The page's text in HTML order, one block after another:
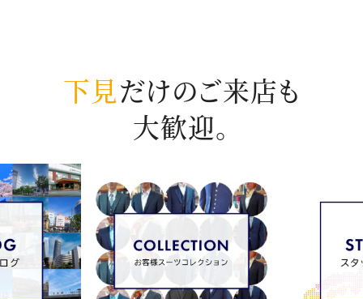
下見だけのご来店も
大歓迎。